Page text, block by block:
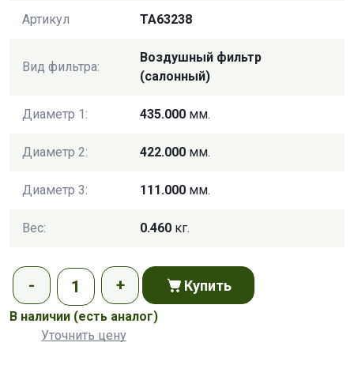
Артикул TA63238
Вид фильтра:
Воздушный фильтр
(салонный)
Диаметр 1: 435.000 мм.
Диаметр 2: 422.000 мм.
Диаметр 3: 111.000 мм.
Вес: 0.460 кг.
Купить
В наличии (есть аналог)
Уточнить цену